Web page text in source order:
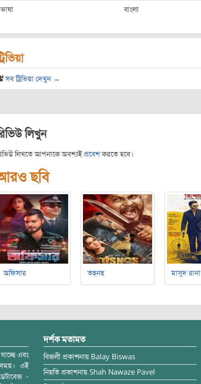
ভাষা বাংলা
সব ট্রিভিয়া দেখুন →
লিখুন
লিখতে আপনাকে অবশ্যইপ্রবেশকরতে হবে।
ছবি
অফিসার তছনছ মাসুদ রানা
এবং
সময়। এই
-
দর্শক মতামত
বিজলী প্রকাশনায় Balay Biswas
নিয়তি প্রকাশনায় Shah Nawaze Pavel